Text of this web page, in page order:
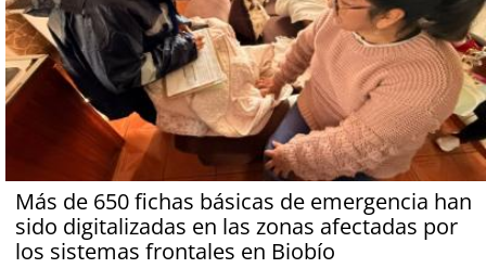
Más de 650 fichas básicas de emergencia han
sido digitalizadas en las zonas afectadas por
los sistemas frontales en Biobío